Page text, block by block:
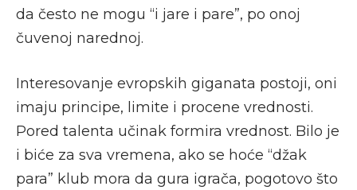
da često ne mogu “i jare i pare”, po onoj
čuvenoj narednoj.
Interesovanje evropskih giganata postoji, oni
imaju principe, limite i procene vrednosti.
Pored talenta učinak formira vrednost. Bilo je
i biće za sva vremena, ako se hoće “džak
para” klub mora da gura igrača, pogotovo što